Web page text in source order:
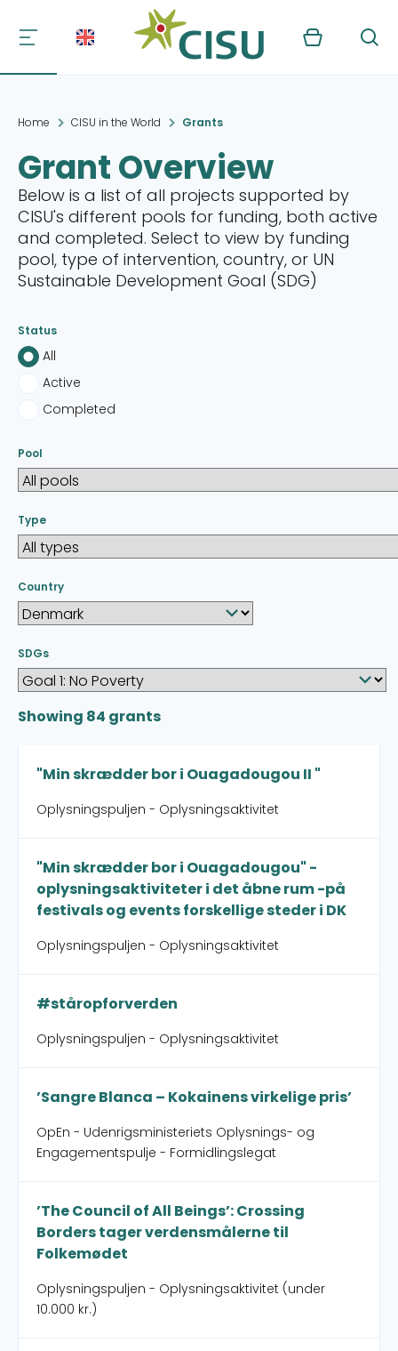
Kurv Søg
Home CISU in the World Grants
Grant Overview
Below is a list of all projects supported by
CISU's different pools for funding, both active
and completed. Select to view by funding
pool, type of intervention, country, or UN
Sustainable Development Goal (SDG)
Status
All
Active
Completed
Pool
Type
Country
SDGs
Showing 84 grants
"Min skrædder bor i Ouagadougou II "
Oplysningspuljen - Oplysningsaktivitet
"Min skrædder bor i Ouagadougou" -
oplysningsaktiviteter i det åbne rum -på
festivals og events forskellige steder i DK
Oplysningspuljen - Oplysningsaktivitet
#ståropforverden
Oplysningspuljen - Oplysningsaktivitet
’Sangre Blanca – Kokainens virkelige pris’
OpEn - Udenrigsministeriets Oplysnings- og
Engagementspulje - Formidlingslegat
’The Council of All Beings’: Crossing
Borders tager verdensmålerne til
Folkemødet
Oplysningspuljen - Oplysningsaktivitet (under
10.000 kr.)